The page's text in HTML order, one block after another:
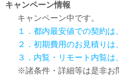
キャンペーン情報
キャンペーン中です。
１．都内最安値での契約は
２．初期費用のお見積りは
３．内覧・リモート内覧は
※諸条件・詳細等は是非お